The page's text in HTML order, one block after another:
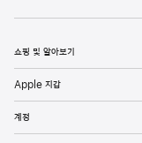
e
p
l쇼핑 및 알아보기
Apple 지갑
계정